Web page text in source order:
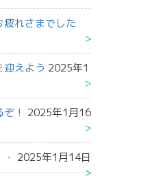
れさまでした
迎えよう 2025年1
！ 2025年1月16
2025年1月14日